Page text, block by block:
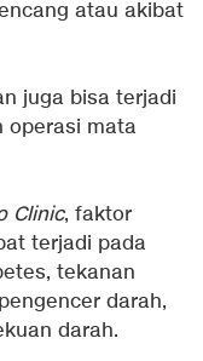
atau akibat
juga bisa terjadi
operasi mata
Clinic, faktor
terjadi pada
tekanan
darah,
darah.